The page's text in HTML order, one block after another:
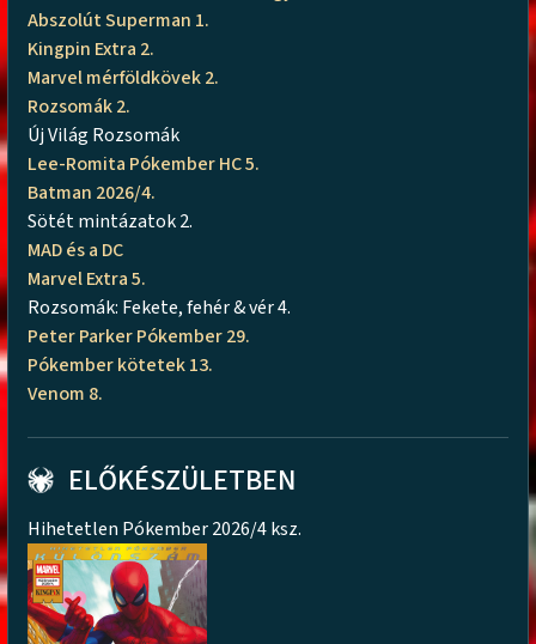
Abszolút Superman 1.
Kingpin Extra 2.
Marvel mérföldkövek 2.
Rozsomák 2.
Új Világ Rozsomák
Lee-Romita Pókember HC 5.
Batman 2026/4.
Sötét mintázatok 2.
MAD és a DC
Marvel Extra 5.
Rozsomák: Fekete, fehér & vér 4.
Peter Parker Pókember 29.
Pókember kötetek 13.
Venom 8.
ELŐKÉSZÜLETBEN
Hihetetlen Pókember 2026/4 ksz.